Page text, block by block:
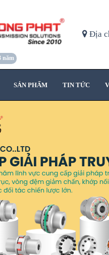
năm
Địa
SẢN PHẨM TIN TỨC